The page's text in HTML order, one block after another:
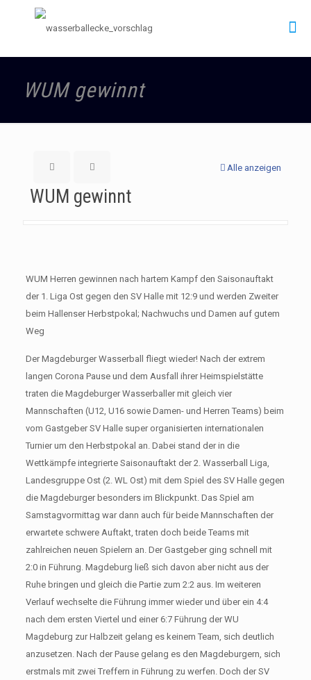
WUM gewinnt
Alle anzeigen
WUM gewinnt
WUM Herren gewinnen nach hartem Kampf den Saisonauftakt
der 1. Liga Ost gegen den SV Halle mit 12:9 und werden Zweiter
beim Hallenser Herbstpokal; Nachwuchs und Damen auf gutem
Weg
Der Magdeburger Wasserball fliegt wieder! Nach der extrem
langen Corona Pause und dem Ausfall ihrer Heimspielstätte
traten die Magdeburger Wasserballer mit gleich vier
Mannschaften (U12, U16 sowie Damen- und Herren Teams) beim
vom Gastgeber SV Halle super organisierten internationalen
Turnier um den Herbstpokal an. Dabei stand der in die
Wettkämpfe integrierte Saisonauftakt der 2. Wasserball Liga,
Landesgruppe Ost (2. WL Ost) mit dem Spiel des SV Halle gegen
die Magdeburger besonders im Blickpunkt. Das Spiel am
Samstagvormittag war dann auch für beide Mannschaften der
erwartete schwere Auftakt, traten doch beide Teams mit
zahlreichen neuen Spielern an. Der Gastgeber ging schnell mit
2:0 in Führung. Magdeburg ließ sich davon aber nicht aus der
Ruhe bringen und gleich die Partie zum 2:2 aus. Im weiteren
Verlauf wechselte die Führung immer wieder und über ein 4:4
nach dem ersten Viertel und einer 6:7 Führung der WU
Magdeburg zur Halbzeit gelang es keinem Team, sich deutlich
anzusetzen. Nach der Pause gelang es den Magdeburgern, sich
erstmals mit zwei Treffern in Führung zu werfen. Doch der SV